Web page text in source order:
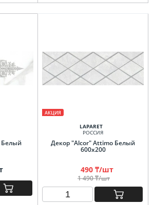
Белый
АКЦИЯ
LAPARET
РОССИЯ
Декор "Alcor" Attimo Белый
600х200
490 ₸/шт
1 490 ₸/шт